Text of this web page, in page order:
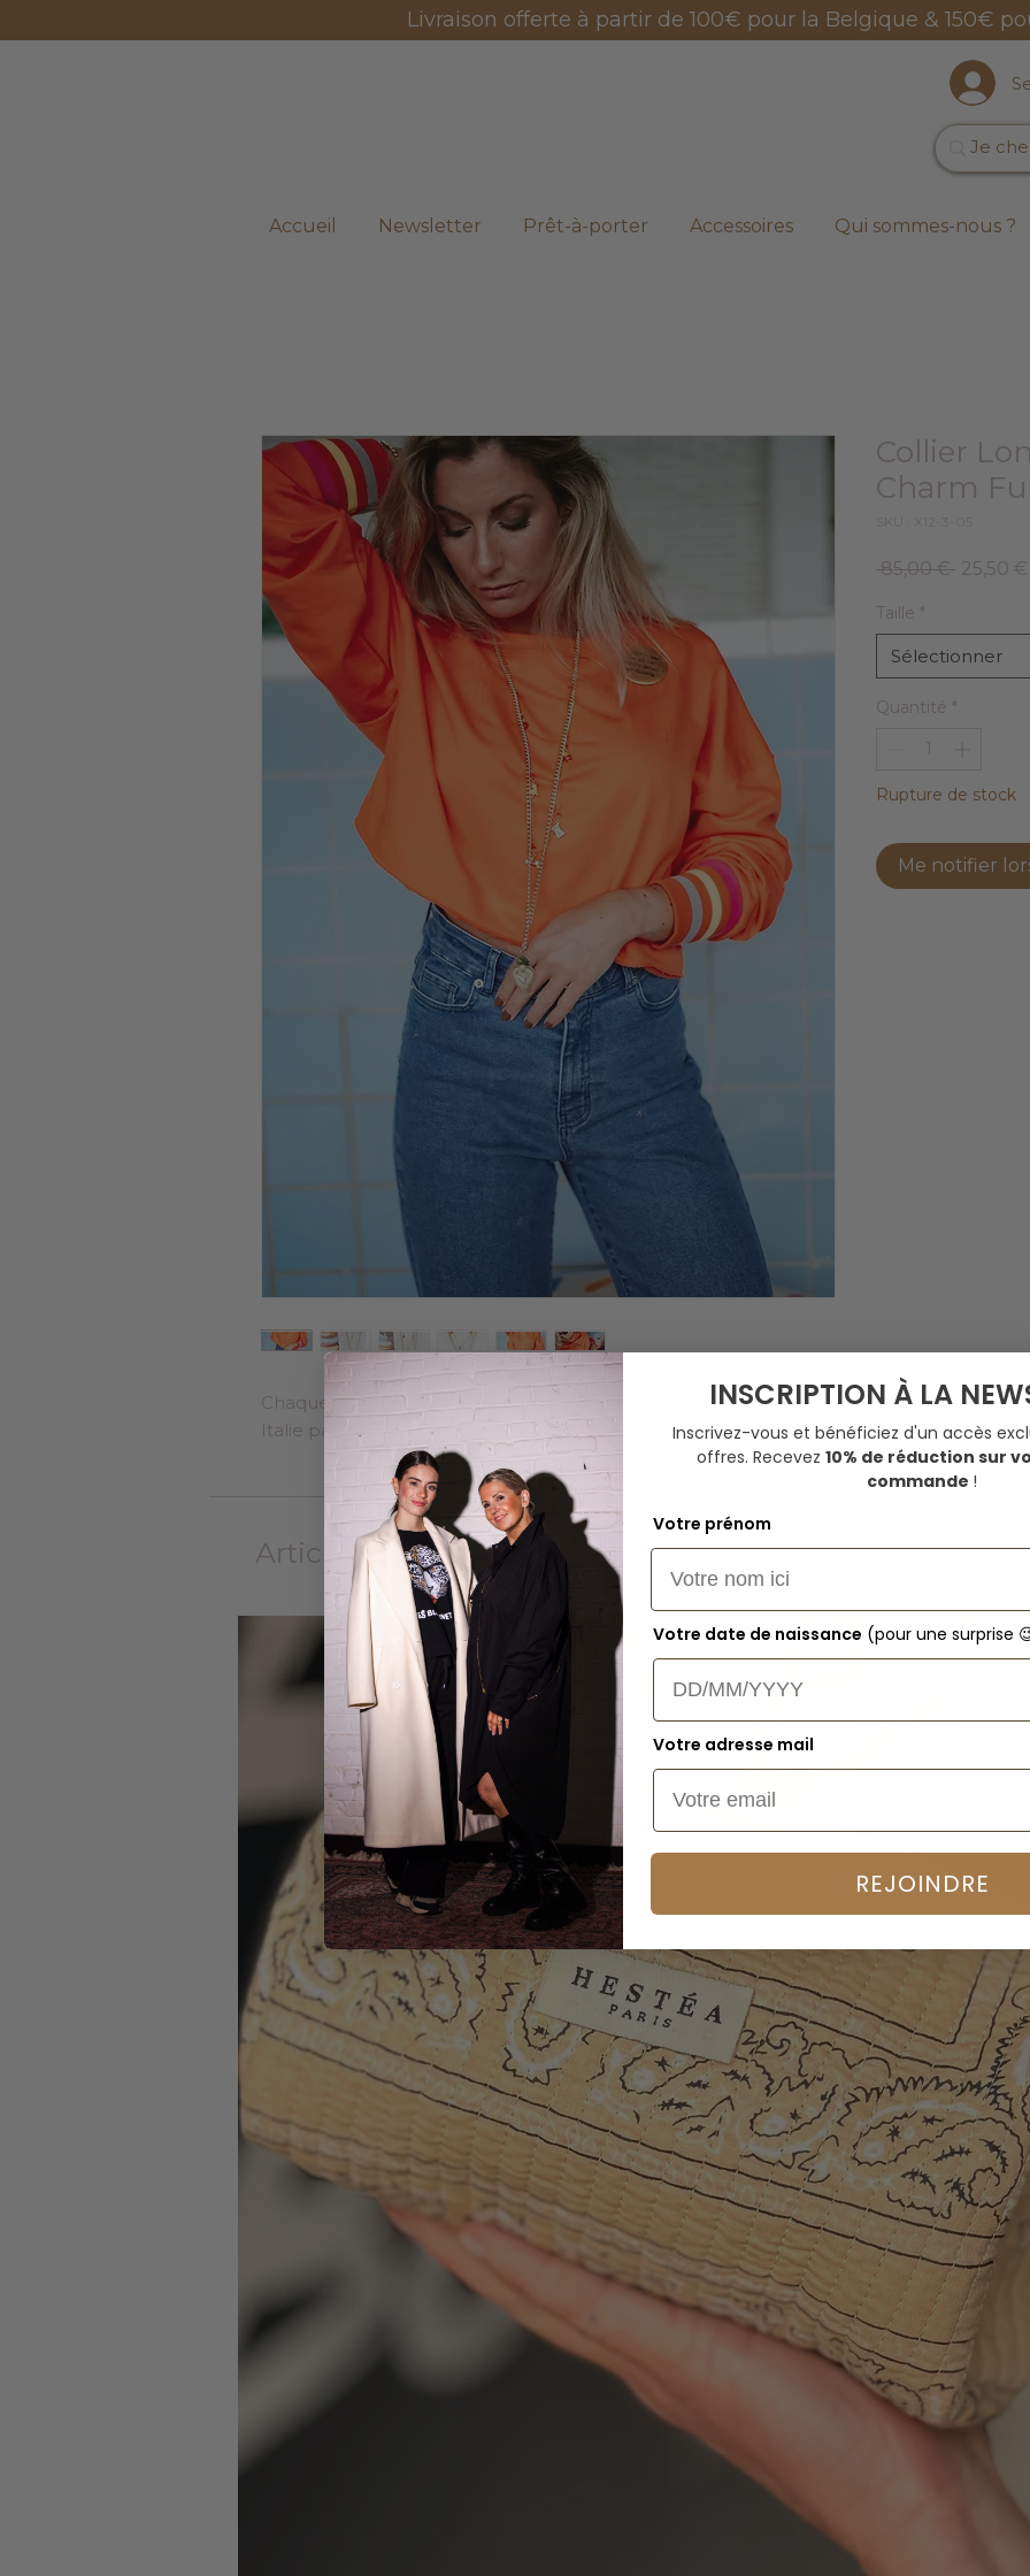
Livraison offerte à partir de 100€ pour la Belgique & 150€
Accueil Newsletter Prêt-à-porter Accessoires Qui sommes-nous ?
Chaque bijou est imaginé en Belgique ⚡️et ensuite fait main ❤️ en
Italie par Claudia & Giacomo.
Collier
Charm
85,00 € Prix
25,50 €
Taille *
Sélectionner
Quantité *
Rupture de stock
Me notifier
Articles similaires
INSCRIPTION À LA
Inscrivez-vous et bénéficiez d'un accès
offres. Recevez 10% de réduction sur
commande !
Votre prénom
Votre date de naissance (pour une surprise
Votre adresse mail
REJOINDRE